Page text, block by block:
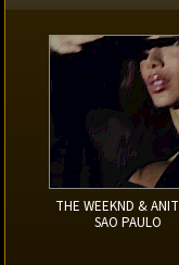
THE WEEKND &
SAO PAULO